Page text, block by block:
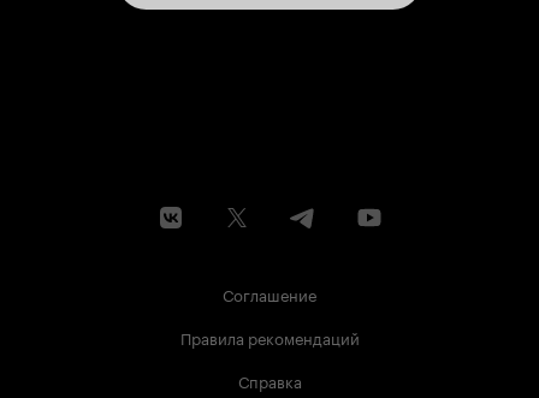
Соглашение
Правила рекомендаций
Справка